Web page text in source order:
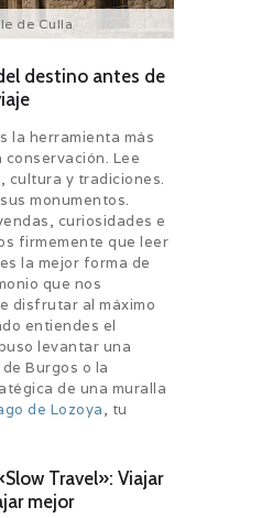
de Culla
destino antes de
la herramienta más
Lee
cultura y tradiciones.
monumentos.
curiosidades e
firmemente que leer
la mejor forma de
que nos
disfrutar al máximo
entiendes el
levantar una
Burgos o la
de una muralla
de Lozoya, tu
Travel»: Viajar
mejor